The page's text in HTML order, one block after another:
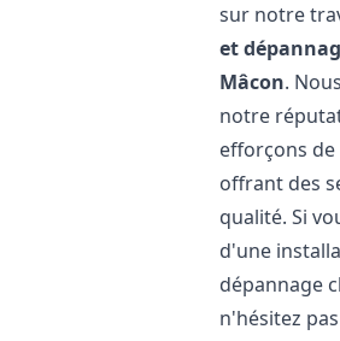
sur notre
et
Mâcon.
notre
efforçons
offrant des
qualité. Si
d'une
dépannage
n'hésitez